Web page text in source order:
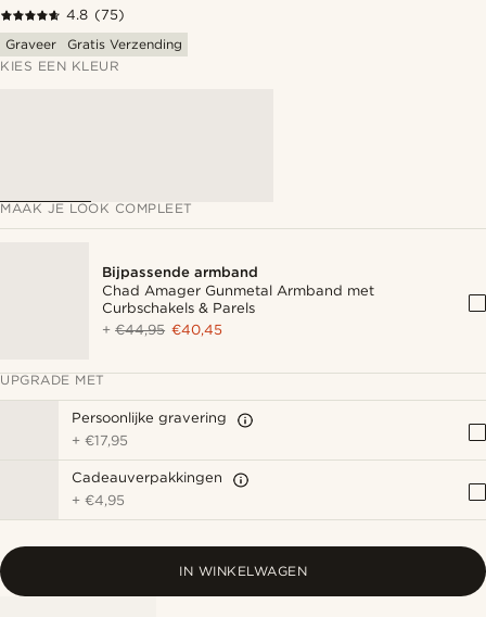
4.8 (75)
Graveer
Gratis Verzending
KIES EEN KLEUR
MAAK JE LOOK COMPLEET
Bijpassende armband
Chad Amager Gunmetal Armband met
Curbschakels & Parels
+€44,95 €40,45
UPGRADE MET
Persoonlijke gravering
+€17,95
Cadeauverpakkingen
+€4,95
IN WINKELWAGEN